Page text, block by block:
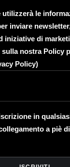
utilizzerà le
inviare
iniziative di
nostra Policy
Policy)
in
a piè